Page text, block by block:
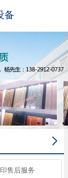
备

售后服务